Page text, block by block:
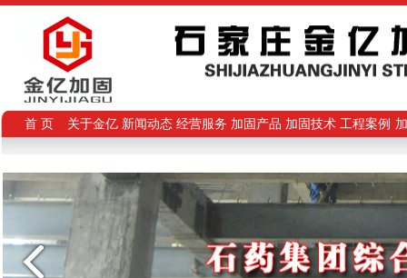
首 页 关于金亿 新闻动态 经营服务 加固产品 加固技术 工程案例